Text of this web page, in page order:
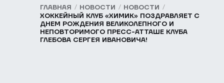
ГЛАВНАЯ НОВОСТИ
НОВОСТИ
ХОККЕЙНЫЙ КЛУБ «ХИМИК» ПОЗДРАВЛЯЕТ С
ДНЕМ РОЖДЕНИЯ ВЕЛИКОЛЕПНОГО И
НЕПОВТОРИМОГО ПРЕСС-АТТАШЕ КЛУБА
ГЛЕБОВА СЕРГЕЯ ИВАНОВИЧА!